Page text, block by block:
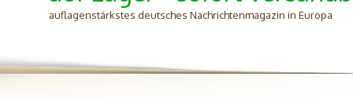
auflagenstärkstes deutsches Nachrichtenmagazin in Europa